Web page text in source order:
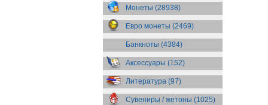
Бразилия(55)
Брит. Антарктические
территории(36)
Брит. Виргинские острова(47)
Брит. Восточная Африка
Брит. Западная Африка(25)
Брит. Ост-Индийская компания
(11)
Брит. территория в Индийском
океане(24)
Бруней(4)
Монеты (28938)
Евро монеты (2469)
Банкноты (4384)
Аксессуары (152)
Литература (97)
Сувениры / жетоны (1025)